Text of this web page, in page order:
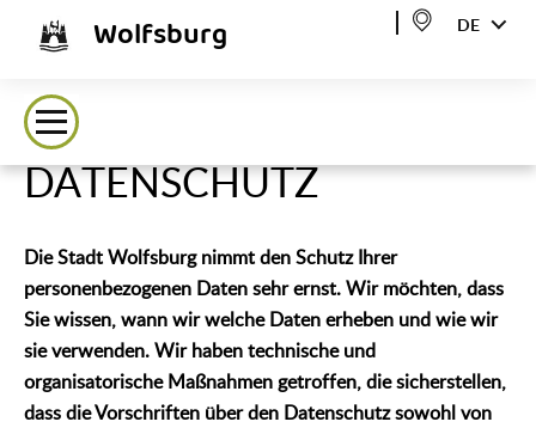
Wolfsburg DE
DATENSCHUTZ
Die Stadt Wolfsburg nimmt den Schutz Ihrer
personenbezogenen Daten sehr ernst. Wir möchten, dass
Sie wissen, wann wir welche Daten erheben und wie wir
sie verwenden. Wir haben technische und
organisatorische Maßnahmen getroffen, die sicherstellen,
dass die Vorschriften über den Datenschutz sowohl von